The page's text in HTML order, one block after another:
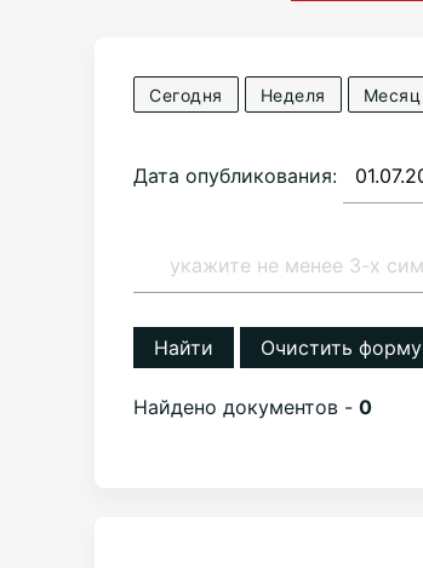
Сегодня Неделя Месяц
Дата опубликования:
Найти Очистить форму
Найдено документов -0